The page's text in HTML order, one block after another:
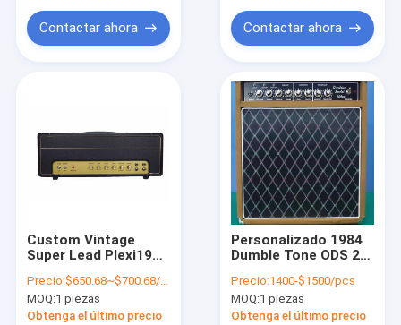
bajo, enviar,
Contactar ahora
agudo
Contactar ahora
Custom Vintage
Super Lead Plexi1959
mano AMP 50W
Acepta la
personalización del
Precio:$650.68~$700.68/pcs
MOQ:1 piezas
Obtenga el último precio
Personalizado 1984
Dumble Tone ODS 20
Overdrive Amp con
V30 Altavoz
Overdrive Especial
Precio:1400-$1500/pcs
MOQ:1 piezas
Obtenga el último precio